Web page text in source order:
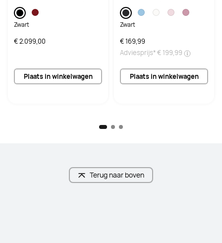
Zwart
€ 2.099,00
Plaats in winkelwagen
Zwart
€ 169,99
Adviesprijs*€ 199,99
Plaats in winkelwagen
Terug naar boven